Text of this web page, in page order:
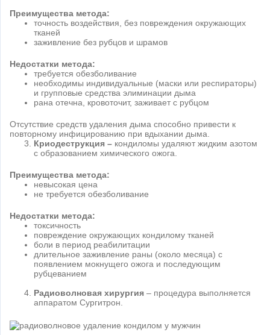
Преимущества метода:
точность воздействия, без повреждения окружающих
тканей
заживление без рубцов и шрамов
Недостатки метода:
требуется обезболивание
необходимы индивидуальные (маски или респираторы)
и групповые средства элиминации дыма
рана отечна, кровоточит, заживает с рубцом
Отсутствие средств удаления дыма способно привести к
повторному инфицированию при вдыхании дыма.
Криодеструкция – кондиломы удаляют жидким азотом
с образованием химического ожога.
Преимущества метода:
невысокая цена
не требуется обезболивание
Недостатки метода:
токсичность
повреждение окружающих кондилому тканей
боли в период реабилитации
длительное заживление раны (около месяца) с
появлением мокнущего ожога и последующим
рубцеванием
Радиоволновая хирургия – процедура выполняется
аппаратом Сургитрон.